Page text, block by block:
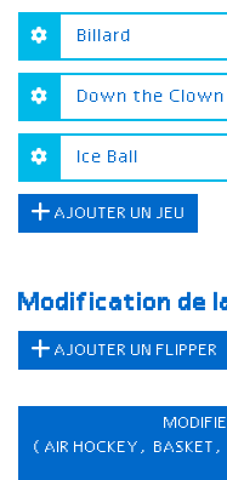
AJOUTER UN JEU
Modification de
AJOUTER UN FLIPPER
(AIR HOCKEY, BASKET,